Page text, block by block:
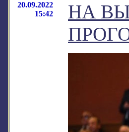
20.09.2022
15:42
НА